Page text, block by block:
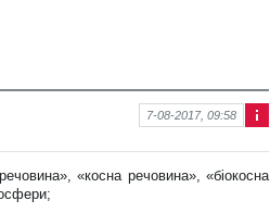
ор
ція
7-08-2017, 09:58
човина», «косна речовина», «біокосна